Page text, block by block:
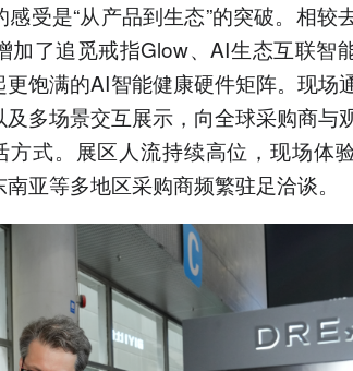
受是“从产品到生态”的突破。相较
加了追觅戒指Glow、AI生态互联智
饱满的AI智能健康硬件矩阵。现场
多场景交互展示，向全球采购商与
方式。展区人流持续高位，现场体
亚等多地区采购商频繁驻足洽谈。